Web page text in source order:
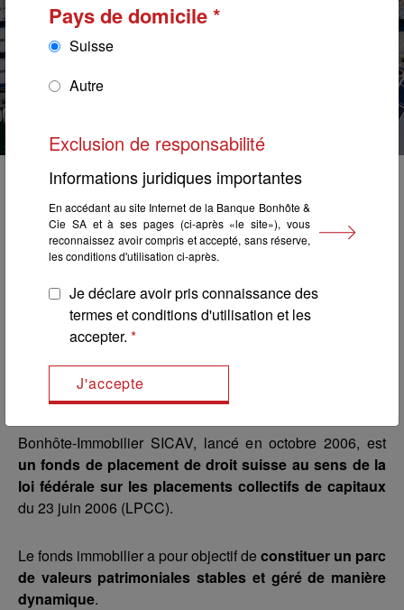
Entre les lignes du temps,
— construire les fondations
Entre les lignes du temps,
— construire les fondations
Entre les lignes du temps,
— construire les fondations
Entre les lignes du temps,
— construire les fondations
Concept B.180
Actualités
Stratégie du fonds
Bonhôte-Immobilier SICAV, lancé en octobre 2006, est
un fonds de placement de droit suisse au sens de la
loi fédérale sur les placements collectifs de capitaux
du 23 juin 2006 (LPCC).
Le fonds immobilier a pour objectif de constituer un parc
de valeurs patrimoniales stables et géré de manière
dynamique.
Pays de domicile
Suisse
Autre
Exclusion de responsabilité
Informations juridiques importantes
En accédant au site Internet de la Banque Bonhôte &
Cie SA et à ses pages (ci-après «le site»), vous
reconnaissez avoir compris et accepté, sans réserve,
les conditions d'utilisation ci-après.
Je déclare avoir pris connaissance des
termes et conditions d'utilisation et les
accepter.